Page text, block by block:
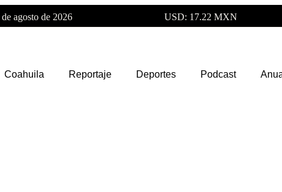
agosto de 2026 USD: 17.22 MXN
Coahuila Reportaje Deportes Podcast